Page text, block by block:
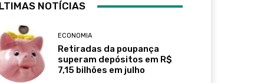
NOTÍCIAS
ECONOMIA
Retiradas da poupança
superam depósitos em R$
7,15 bilhões em julho